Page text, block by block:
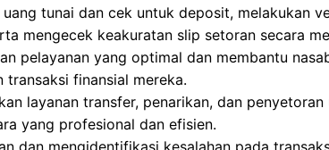
uang tunai dan cek untuk deposit, melakukan
mengecek keakuratan slip setoran secara
pelayanan yang optimal dan membantu
transaksi finansial mereka.
layanan transfer, penarikan, dan
yang profesional dan efisien.
dan mengidentifikasi kesalahan pada